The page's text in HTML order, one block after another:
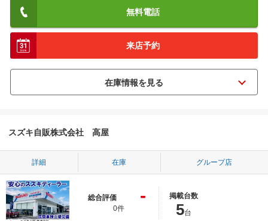
無料電話
来店予約
スズキ自販株式会社 高屋
詳細 在庫 グループ店
総合評価 -
0件
掲載台数
5台